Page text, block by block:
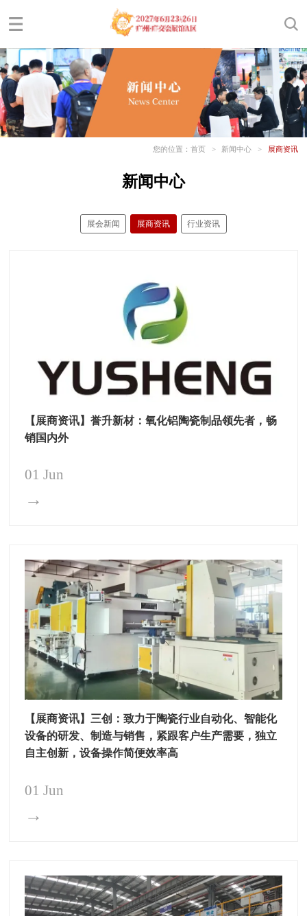
您的位置： 首页 > 新闻中心 > 展商资讯
新闻中心
展会新闻 展商资讯 行业资讯
【展商资讯】誉升新材：氧化铝陶瓷制品领先者，畅
销国内外
01 Jun
→
【展商资讯】三创：致力于陶瓷行业自动化、智能化
设备的研发、制造与销售，紧跟客户生产需要，独立
自主创新，设备操作简便效率高
01 Jun
→